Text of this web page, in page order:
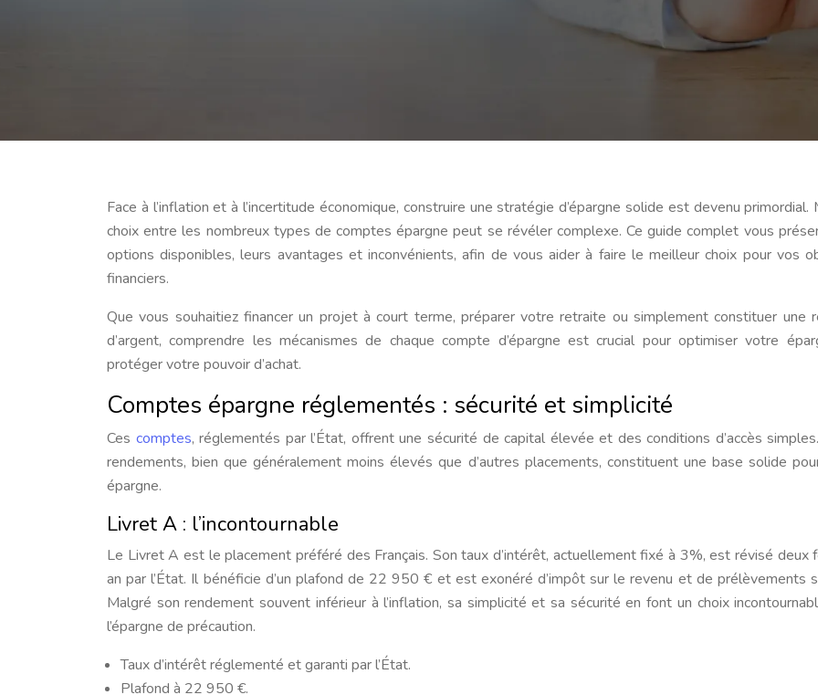
Face à l’inflation et à l’incertitude économique, construire une stratégie d’épargne solide est devenu primordial.
choix entre les nombreux types de comptes épargne peut se révéler complexe. Ce guide complet vous
options disponibles, leurs avantages et inconvénients, afin de vous aider à faire le meilleur choix pour vos
financiers.
Que vous souhaitiez financer un projet à court terme, préparer votre retraite ou simplement constituer une
d’argent, comprendre les mécanismes de chaque compte d’épargne est crucial pour optimiser votre
protéger votre pouvoir d’achat.
Comptes épargne réglementés : sécurité et simplicité
Ces comptes, réglementés par l’État, offrent une sécurité de capital élevée et des conditions d’accès
rendements, bien que généralement moins élevés que d’autres placements, constituent une base solide
épargne.
Livret A : l’incontournable
Le Livret A est le placement préféré des Français. Son taux d’intérêt, actuellement fixé à 3%, est révisé deux
an par l’État. Il bénéficie d’un plafond de 22 950 € et est exonéré d’impôt sur le revenu et de prélèvements
Malgré son rendement souvent inférieur à l’inflation, sa simplicité et sa sécurité en font un choix
l’épargne de précaution.
Taux d’intérêt réglementé et garanti par l’État.
Plafond à 22 950 €.